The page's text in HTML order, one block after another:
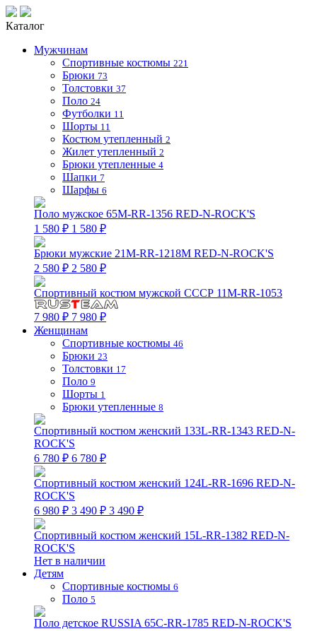
Каталог
Мужчинам
Спортивные костюмы 221
Брюки 73
Толстовки 37
Поло 24
Футболки 11
Шорты 11
Костюм утепленный 2
Жилет утепленный 2
Брюки утепленные 4
Шапки 7
Шарфы 6
Поло мужское 65M-RR-1356 RED-N-ROCK'S
1 580 ₽ 1 580 ₽
Брюки мужские 21M-RR-1218M RED-N-ROCK'S
2 580 ₽ 2 580 ₽
Спортивный костюм мужской СССР 11M-RR-1053
7 980 ₽ 7 980 ₽
Женщинам
Спортивные костюмы 46
Брюки 23
Толстовки 17
Поло 9
Шорты 1
Брюки утепленные 8
Спортивный костюм женский 133L-RR-1343 RED-N-
ROCK'S
6 780 ₽ 6 780 ₽
Спортивный костюм женский 124L-RR-1696 RED-N-
ROCK'S
6 980 ₽ 3 490 ₽ 3 490 ₽
Спортивный костюм женский 15L-RR-1382 RED-N-
ROCK'S
Нет в наличии
Детям
Спортивные костюмы 6
Поло 5
Поло детское RUSSIA 65C-RR-1785 RED-N-ROCK'S